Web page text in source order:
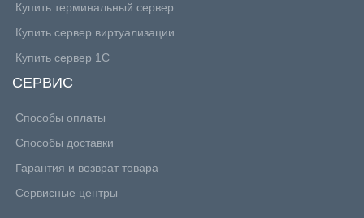
Купить терминальный сервер
Купить сервер виртуализации
Купить сервер 1С
СЕРВИС
Способы оплаты
Способы доставки
Гарантия и возврат товара
Сервисные центры